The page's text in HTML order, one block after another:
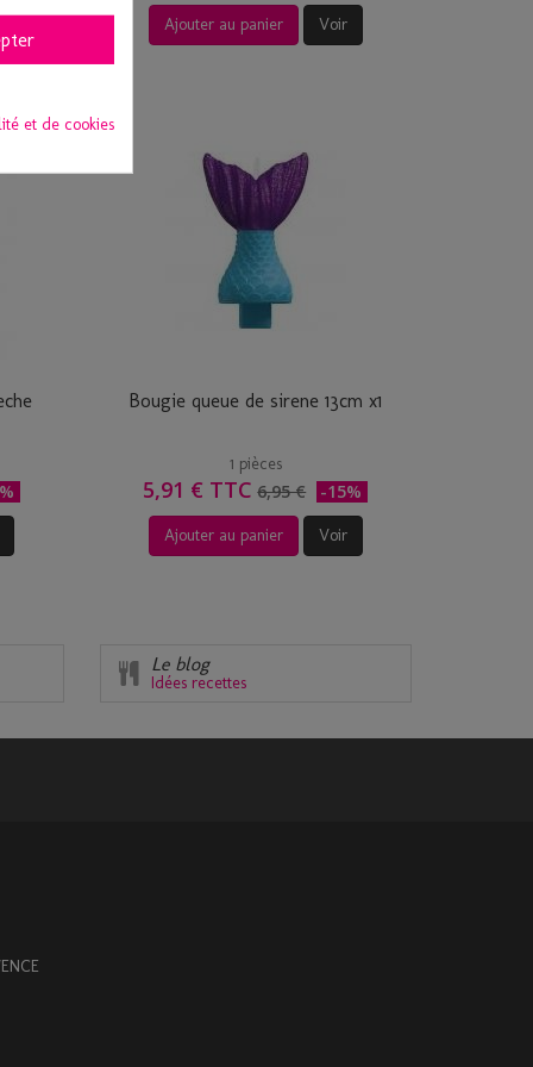
Ajouter au panier Voir
Bougie queue de sirene 13cm x1
1 pièces
5,91 € TTC 6,95 € -15%
Ajouter au panier Voir
Le blog
Idées recettes
et de cookies